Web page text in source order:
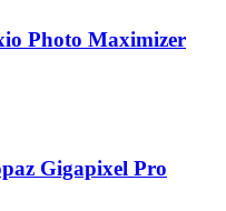
Photo Maximizer
Gigapixel Pro